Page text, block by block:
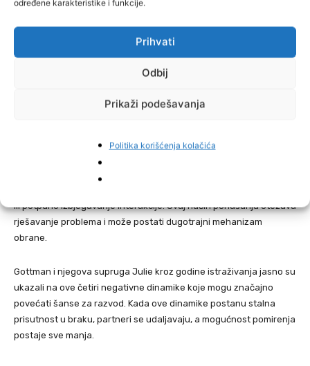
određene karakteristike i funkcije.
Prihvati
Odbij
Prikaži podešavanja
Politika korišćenja kolačića
umjesto na rješavanje problema.
Prezir uključuje izražavanje omalovažavanja partnera kroz
ponašanje proizlazi iz dubokog nezadovoljstva i ozbiljno može
ili potpuno izbjegavanje interakcije. Ovaj način ponašanja otežava
rješavanje problema i može postati dugotrajni mehanizam
obrane.
Gottman i njegova supruga Julie kroz godine istraživanja jasno su
ukazali na ove četiri negativne dinamike koje mogu značajno
povećati šanse za razvod. Kada ove dinamike postanu stalna
prisutnost u braku, partneri se udaljavaju, a mogućnost pomirenja
postaje sve manja.